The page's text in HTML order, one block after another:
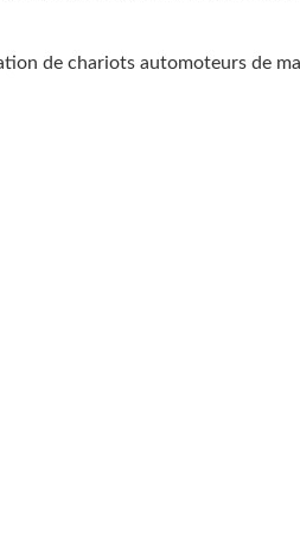
de chariots automoteurs de